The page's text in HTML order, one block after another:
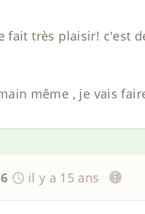
fait très plaisir! c'est
même , je vais
il y a 15 ans